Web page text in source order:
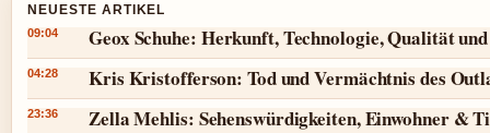
NEUESTE ARTIKEL
09:04 Geox Schuhe: Herkunft, Technologie, Qualität
04:28 Kris Kristofferson: Tod und Vermächtnis des
23:36 Zella Mehlis: Sehenswürdigkeiten, Einwohner &